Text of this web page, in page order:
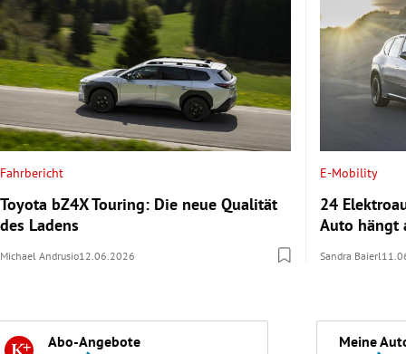
Fahrbericht
Toyota bZ4X Touring: Die neue Qualität
des Ladens
Michael Andrusio12.06.2026
E-Mobility
24
Auto hängt
Sandra Baierl
Abo-Angebote Meine